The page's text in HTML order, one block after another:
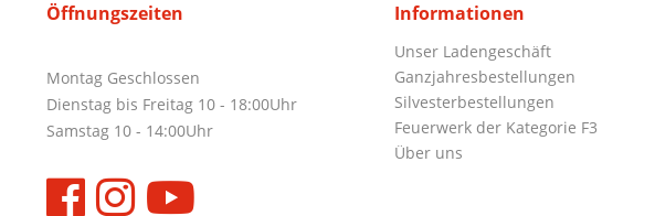
Öffnungszeiten
Montag Geschlossen
Dienstag bis Freitag 10 - 18:00Uhr
Samstag 10 - 14:00Uhr
Informationen
Unser Ladengeschäft
Ganzjahresbestellungen
Silvesterbestellungen
Feuerwerk der Kategorie F3
Über uns